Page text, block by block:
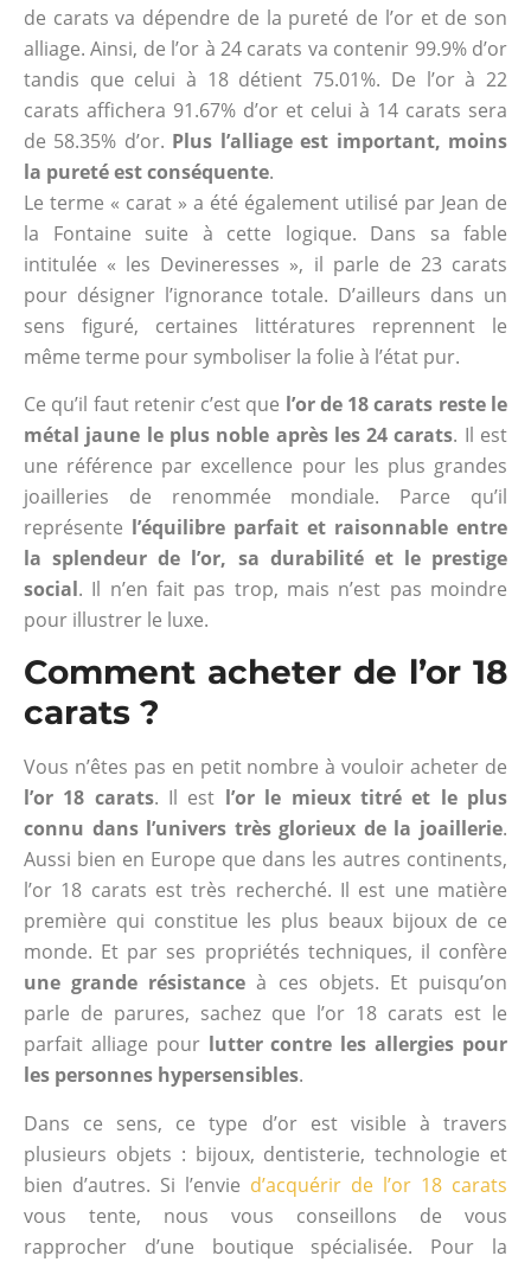
de carats va dépendre de la pureté de l’or et de son
alliage. Ainsi, de l’or à 24 carats va contenir 99.9% d’or
tandis que celui à 18 détient 75.01%. De l’or à 22
carats affichera 91.67% d’or et celui à 14 carats sera
de 58.35% d’or. Plus l’alliage est important, moins
la pureté est conséquente.
Le terme « carat » a été également utilisé par Jean de
la Fontaine suite à cette logique. Dans sa fable
intitulée « les Devineresses », il parle de 23 carats
pour désigner l’ignorance totale. D’ailleurs dans un
sens figuré, certaines littératures reprennent le
même terme pour symboliser la folie à l’état pur.
Ce qu’il faut retenir c’est que l’or de 18 carats reste le
métal jaune le plus noble après les 24 carats. Il est
une référence par excellence pour les plus grandes
joailleries de renommée mondiale. Parce qu’il
représente l’équilibre parfait et raisonnable entre
la splendeur de l’or, sa durabilité et le prestige
social. Il n’en fait pas trop, mais n’est pas moindre
pour illustrer le luxe.
Comment acheter de l’or 18
carats ?
Vous n’êtes pas en petit nombre à vouloir acheter de
l’or 18 carats. Il est l’or le mieux titré et le plus
connu dans l’univers très glorieux de la joaillerie.
Aussi bien en Europe que dans les autres continents,
l’or 18 carats est très recherché. Il est une matière
première qui constitue les plus beaux bijoux de ce
monde. Et par ses propriétés techniques, il confère
une grande résistance à ces objets. Et puisqu’on
parle de parures, sachez que l’or 18 carats est le
parfait alliage pour lutter contre les allergies pour
les personnes hypersensibles.
Dans ce sens, ce type d’or est visible à travers
plusieurs objets : bijoux, dentisterie, technologie et
bien d’autres. Si l’envie d’acquérir de l’or 18 carats
vous tente, nous vous conseillons de vous
rapprocher d’une boutique spécialisée. Pour la